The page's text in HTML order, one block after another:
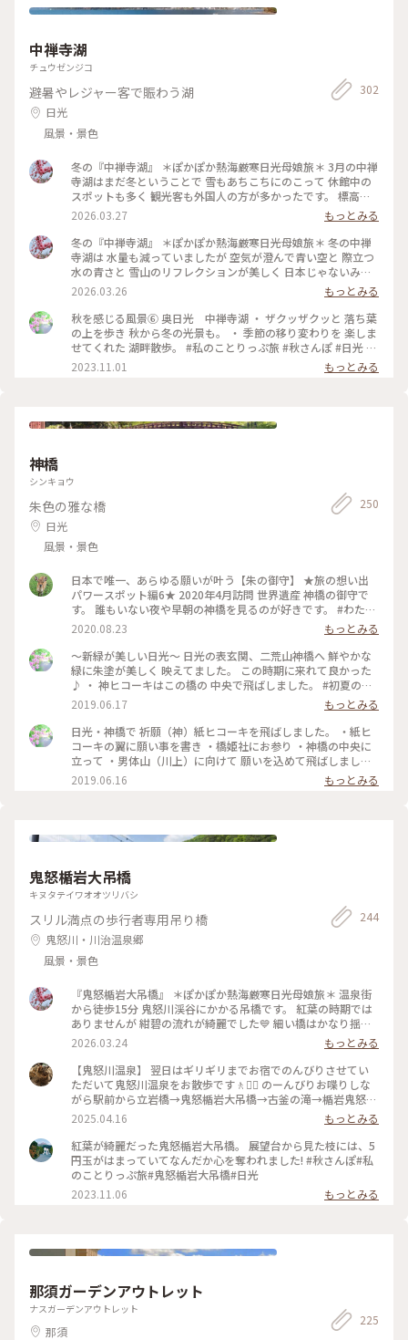
な光と影と… 美しい時間が流れていました。 #ほんのり秋に#
中禅寺湖
チュウゼンジコ
避暑やレジャー客で賑わう湖
日光
風景・景色
302
冬の『中禅寺湖』 ＊ぽかぽか熱海厳寒日光母娘旅＊ 3月の中禅
寺湖はまだ冬ということで 雪もあちこちにのこって 休館中の
スポットも多く 観光客も外国人の方が多かったです。 標高が
1269mという 日本一高い場所にある中禅寺湖 冬は水量が減る
ため 「華厳の滝」もびっくりするほど 水量が少なく 滝つぼの
方は凍っていました。 冬枯れの山も相まって これが「華厳の
滝」！？という感じ💦 やはり紅葉の時期に 見てみたかったで
す😆 静かな湖は何度見ても美しく 心から癒されました✨💙 ・
正面から見るスワンボート アオレンジャー？ モモレンジャ
ー？ 緑や桃色の仮面を被った 戦隊のように見えました🤣 ・ ・
#ちいさな列車旅 #ぽかぽか熱海厳寒日光母娘旅 #母娘旅 #こと
りっぷ日光 #ことりっぷ栃木 #ドライブ #日光ドライブ #冬の
中禅寺湖 #冬の日光 #湖 #冬 #華厳の滝 #滝 #スワンボート #日
光 #日光市 #栃木県 #栃木
2026.03.27
もっとみる
冬の『中禅寺湖』 ＊ぽかぽか熱海厳寒日光母娘旅＊ 冬の中禅
寺湖は 水量も減っていましたが 空気が澄んで青い空と 際立つ
水の青さと 雪山のリフレクションが美しく 日本じゃないみた
いに 素敵な景色を見せてくれました💙 紅葉の季節が最高なの
は わかっていましたが 私たちには初めての 中禅寺湖✨ 冬なら
ではの景色を楽しめました🥰 ・ 湖畔にはたくさんのスワンボ
ート🦢 白鳥のプリンセスや 個性的な黒鳥さんなど 春が来るの
を待っていました💕 3月の中禅寺湖はシーズンオフ 素敵ユーザ
ーさんたちの 投稿を見て行きたかった 英国大使館別荘などは
閉館中🤣 残念ではありましたが 無理だと思っていたいろは坂
ライブ #中禅寺湖 #冬の中禅寺湖 #冬の日光 #リフレクション #
2026.03.26
もっとみる
秋を感じる風景⑥ 奥日光 中禅寺湖 ・ ザクッザクッと 落ち葉
の上を歩き 秋から冬の光景も。 ・ 季節の移り変わりを 楽しま
せてくれた 湖畔散歩。 #私のことりっぷ旅 #秋さんぽ #日光 #
紅葉 #奥日光 #中禅寺湖
2023.11.01 もっとみる
神橋
シンキョウ
朱色の雅な橋
日光
風景・景色
250
日本で唯一、あらゆる願いが叶う【朱の御守】 ★旅の想い出
パワースポット編6★ 2020年4月訪問 世界遺産 神橋の御守で
す。 誰もいない夜や早朝の神橋を見るのが好きです。 #わたし
の旅 #旅の想い出 #神橋 #日光 #御守 #朱の御守 #世界遺産 #ラ
イトアップ #橋
2020.08.23
もっとみる
〜新緑が美しい日光〜 日光の表玄関、二荒山神橋へ 鮮やかな
緑に朱塗が美しく 映えてました。 この時期に来れて良かった
♪ ・ 神ヒコーキはこの橋の 中央で飛ばしました。 #初夏の彩
り #夏旅2019 #日光#日光ことりっぷ#二荒山神橋#神橋
2019.06.17
もっとみる
日光・神橋で 祈願（神）紙ヒコーキを飛ばしました。 ・紙ヒ
コーキの翼に願い事を書き ・橋姫社にお参り ・神橋の中央に
立って ・男体山（川上）に向けて 願いを込めて飛ばしました
・ 願いが叶うといいな。 ・ 紙ヒコーキは一機¥100です。
（水に溶ける素材） #初夏の彩り #日光#ことりっぷ日光#日光
2019.06.16 もっとみる
鬼怒楯岩大吊橋
キヌタテイワオオツリバシ
スリル満点の歩行者専用吊り橋
鬼怒川・川治温泉郷
風景・景色
244
『鬼怒楯岩大吊橋』 ＊ぽかぽか熱海厳寒日光母娘旅＊ 温泉街
から徒歩15分 鬼怒川渓谷にかかる吊橋です。 紅葉の時期では
ありませんが 紺碧の流れが綺麗でした💙 細い橋はかなり揺れ
ます🤣 渓谷を吹く風が強くて 凍える寒さでした🥶 宇都宮と違
いやはり日光へ来ると 寒さ厳しかったです💦 ・ ・ #ちいさな
列車旅 #ぽかぽか熱海厳寒日光母娘旅 #母娘旅 #ことりっぷ日
光 #ことりっぷ栃木 #ドライブ #日光ドライブ #鬼怒楯岩大吊
橋 #吊橋 #橋 #鬼怒川温泉 #鬼怒川 #日光 #日光市 #栃木県 #栃
2026.03.24
もっとみる
【鬼怒川温泉】 翌日はギリギリまでお宿でのんびりさせてい
ただいて鬼怒川温泉をお散歩です🚶🚶‍♂️ のーんびりお喋りしな
がら駅前から立岩橋→鬼怒楯岩大吊橋→古釜の滝→楯岩鬼怒姫
神社→鬼怒川駅前広場の足湯 鬼怒太の湯と温泉街を小さくく
るっとしてきました👣 私たち以外にもちらほらお散歩をする
人たちもいて みなさんのんびりとした時間を楽しまれていま
した🥰 スポットは奇跡的に青空がのぞいた一枚が撮れた📸鬼
怒楯大岩吊橋にしてあります📍 （2025.3.30） #温泉 #温泉街
#鬼 #吊橋 #滝 #お散歩 #鬼怒川温泉 #鬼怒川 #雪の日光鬼怒川
2025.04.16
もっとみる
紅葉が綺麗だった鬼怒楯岩大吊橋。 展望台から見た枝には、5
円玉がはまっていてなんだか心を奪われました! #秋さんぽ#私
のことりっぷ旅#鬼怒楯岩大吊橋#日光
2023.11.06
もっとみる
那須ガーデンアウトレット
ナスガーデンアウトレット
那須
225